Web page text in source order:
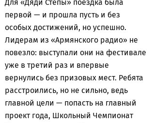
Для «Дяди Стёпы» поездка была
первой — и прошла пусть и без
особых достижений, но успешно.
Лидерам из «Армянского радио» не
повезло: выступали они на фестивале
уже в третий раз и впервые
вернулись без призовых мест. Ребята
расстроились, но не сильно, ведь
главной цели — попасть на главный
проект года, Школьный Чемпионат